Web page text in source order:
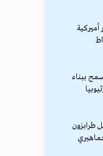
ببناء
طرابزون